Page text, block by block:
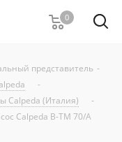
0
представитель -
-
Calpeda (Италия)
-
Calpeda B-TM 70/A